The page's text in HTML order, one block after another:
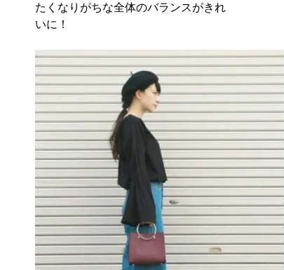
たくなりがちな全体のバランスがきれ
いに！